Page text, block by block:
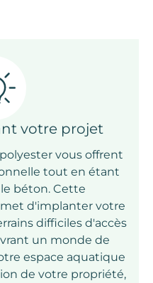
votre projet
polyestervous offrent
tout en étant
béton. Cette
d'implanter votre
difficilesd'accès
un monde de
espace aquatique
de votre propriété,